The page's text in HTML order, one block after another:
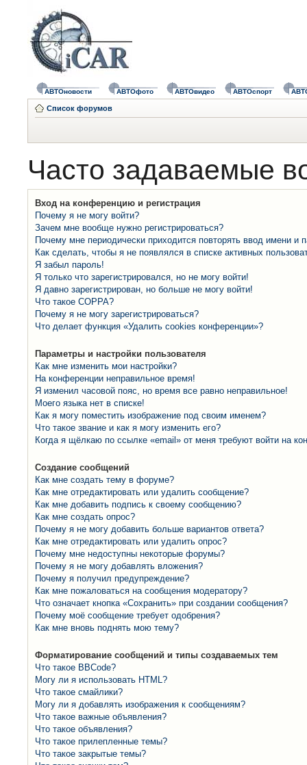
АВТОновости АВТОфото АВТОвидео АВТОспорт
Список форумов
Часто задаваемые
Вход на конференцию и регистрация
Почему я не могу войти?
Зачем мне вообще нужно регистрироваться?
Почему мне периодически приходится повторять ввод имени и
Как сделать, чтобы я не появлялся в списке активных
Я забыл пароль!
Я только что зарегистрировался, но не могу войти!
Я давно зарегистрирован, но больше не могу войти!
Что такое COPPA?
Почему я не могу зарегистрироваться?
Что делает функция «Удалить cookies конференции»?
Параметры и настройки пользователя
Как мне изменить мои настройки?
На конференции неправильное время!
Я изменил часовой пояс, но время все равно неправильное!
Моего языка нет в списке!
Как я могу поместить изображение под своим именем?
Что такое звание и как я могу изменить его?
Когда я щёлкаю по ссылке «email» от меня требуют войти на
Создание сообщений
Как мне создать тему в форуме?
Как мне отредактировать или удалить сообщение?
Как мне добавить подпись к своему сообщению?
Как мне создать опрос?
Почему я не могу добавить больше вариантов ответа?
Как мне отредактировать или удалить опрос?
Почему мне недоступны некоторые форумы?
Почему я не могу добавлять вложения?
Почему я получил предупреждение?
Как мне пожаловаться на сообщения модератору?
Что означает кнопка «Сохранить» при создании сообщения?
Почему моё сообщение требует одобрения?
Как мне вновь поднять мою тему?
Форматирование сообщений и типы создаваемых тем
Что такое BBCode?
Могу ли я использовать HTML?
Что такое смайлики?
Могу ли я добавлять изображения к сообщениям?
Что такое важные объявления?
Что такое объявления?
Что такое прилепленные темы?
Что такое закрытые темы?